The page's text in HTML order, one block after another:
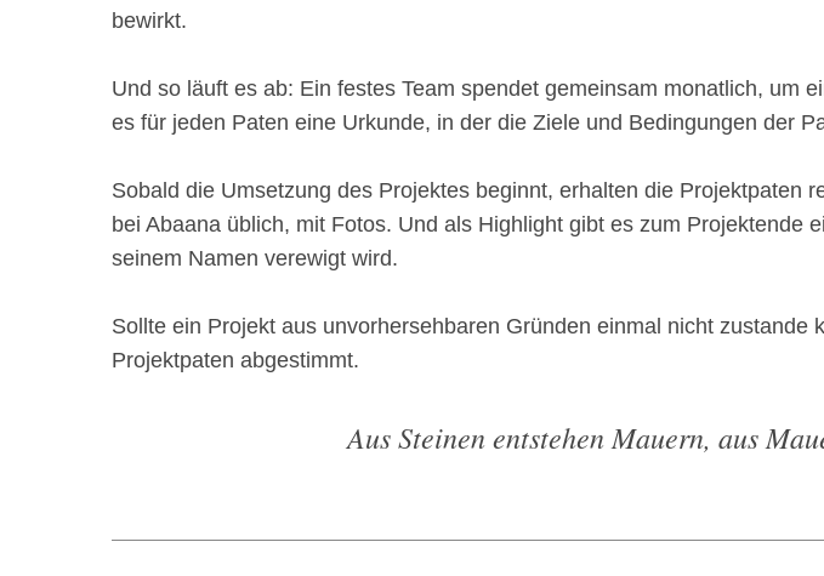
bewirkt.
Und so läuft es ab: Ein festes Team spendet gemeinsam monatlich, um
es für jeden Paten eine Urkunde, in der die Ziele und Bedingungen der
Sobald die Umsetzung des Projektes beginnt, erhalten die
bei Abaana üblich, mit Fotos. Und als Highlight gibt es zum
seinem Namen verewigt wird.
Sollte ein Projekt aus unvorhersehbaren Gründen einmal nicht
Projektpaten abgestimmt.
Aus Steinen entstehen Mauern, aus